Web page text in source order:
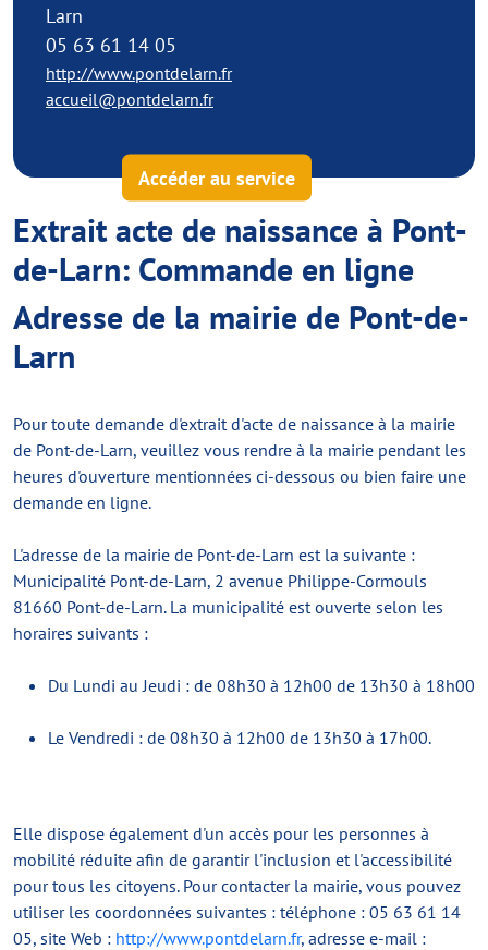
Larn
05 63 61 14 05
http://www.pontdelarn.fr
accueil@pontdelarn.fr
Accéder au service
Extrait acte de naissance à Pont-
de-Larn: Commande en ligne
Adresse de la mairie de Pont-de-
Larn
Pour toute demande d'extrait d'acte de naissance à la mairie
de Pont-de-Larn, veuillez vous rendre à la mairie pendant les
heures d'ouverture mentionnées ci-dessous ou bien faire une
demande en ligne.
L'adresse de la mairie de Pont-de-Larn est la suivante :
Municipalité Pont-de-Larn, 2 avenue Philippe-Cormouls
81660 Pont-de-Larn. La municipalité est ouverte selon les
horaires suivants :
Du Lundi au Jeudi : de 08h30 à 12h00 de 13h30 à 18h00
Le Vendredi : de 08h30 à 12h00 de 13h30 à 17h00.
Elle dispose également d'un accès pour les personnes à
mobilité réduite afin de garantir l'inclusion et l'accessibilité
pour tous les citoyens. Pour contacter la mairie, vous pouvez
utiliser les coordonnées suivantes : téléphone : 05 63 61 14
05, site Web : http://www.pontdelarn.fr, adresse e-mail :